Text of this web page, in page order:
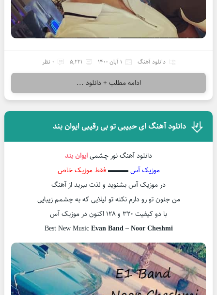
دانلود آهنگ 1 آبان 1400 5,221 0 نظر
ادامه مطلب + دانلود ...
دانلود آهنگ ای حبیبی تو بی رقیبی ایوان بند
دانلود آهنگ نور چشمیایوان بند
موزیک آس▬▬▬ فقط موزیک خاص
در موزیک آس بشنوید و لذت ببرید از آهنگ
من جنون تو رو دارم نکنه تو لیلایی که به چشمم زیبایی
با دو کیفیت ۳۲۰ و ۱۲۸ اکنون در موزیک آس
Best New MusicEvan Band – Noor Cheshmi